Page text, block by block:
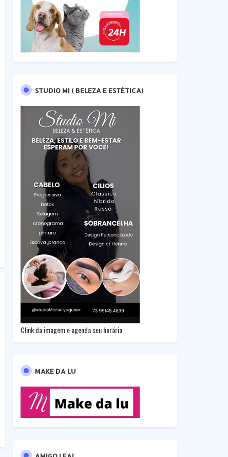
STUDIO MI ( BELEZA E ESTÉTICA)
Clink da imagem e agenda seu horário.
MAKE DA LU